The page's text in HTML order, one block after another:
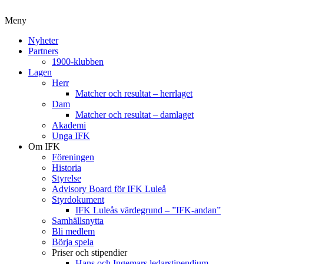
Meny
Nyheter
Partners
1900-klubben
Lagen
Herr
Matcher och resultat – herrlaget
Dam
Matcher och resultat – damlaget
Akademi
Unga IFK
Om IFK
Föreningen
Historia
Styrelse
Advisory Board för IFK Luleå
Styrdokument
IFK Luleås värdegrund – ”IFK-andan”
Samhällsnytta
Bli medlem
Börja spela
Priser och stipendier